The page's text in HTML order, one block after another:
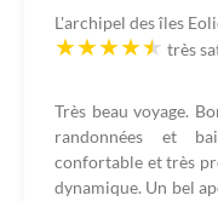
L'archipel des îles
très
Très beau voyage.
randonnées et
confortable et très
dynamique. Un bel